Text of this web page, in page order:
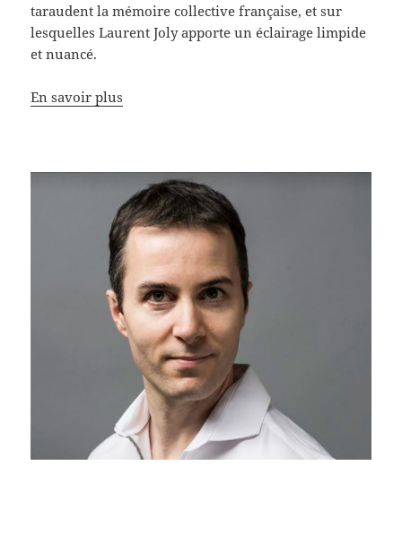
taraudent la mémoire collective française, et sur
lesquelles Laurent Joly apporte un éclairage limpide
et nuancé.
En savoir plus